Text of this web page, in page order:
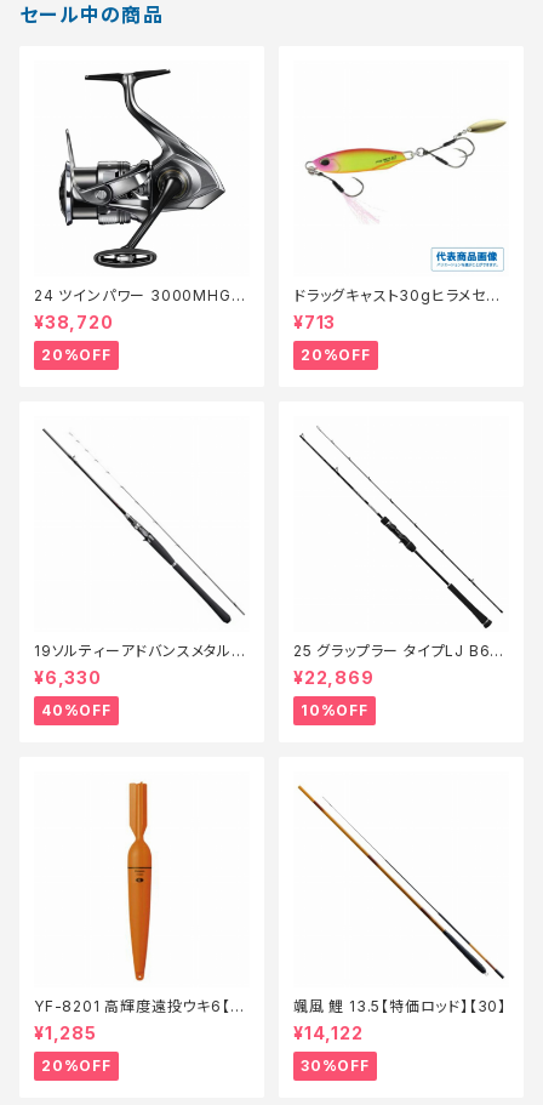
セール中の商品
24 ツインパワー 3000MHG
【特価リール】【20】
¥38,720
20%OFF
ドラッグキャスト30gヒラメセレ
クション【特価ルアー】【20】
¥713
20%OFF
19ソルティーアドバンスメタルス
ッテ B66MLS【特価竿】【40】
¥6,330
40%OFF
25 グラップラー タイプLJ B63-
3【継続セール_ロッド】【10】
¥22,869
10%OFF
YF-8201 高輝度遠投ウキ6【特
価仕掛】【20】
¥1,285
20%OFF
颯風 鯉 13.5【特価ロッド】【30】
¥14,122
30%OFF